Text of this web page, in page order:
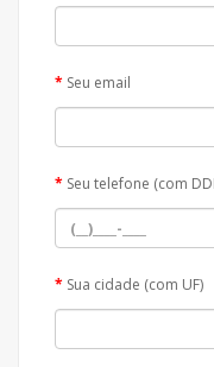
Seu email
Seu telefone (com
Sua cidade (com UF)